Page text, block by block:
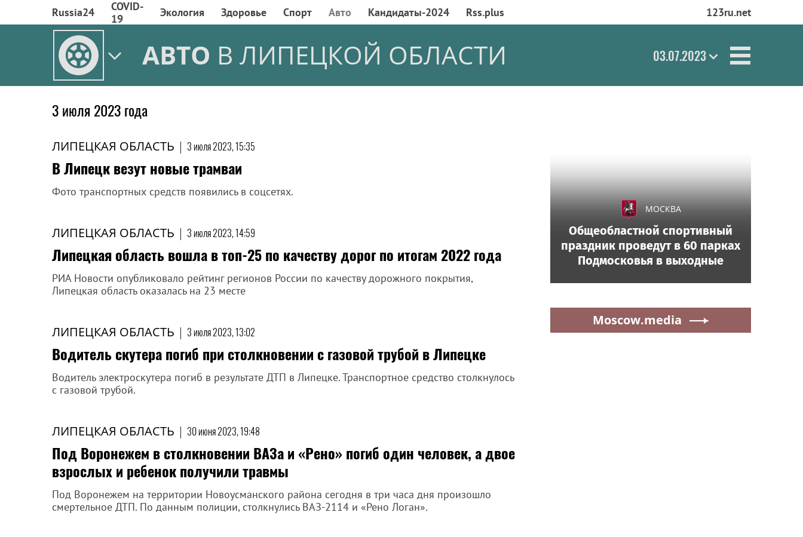
Russia24
COVID-
19
Экология Здоровье Спорт Авто Кандидаты-2024 Rss.plus 123ru.net
АВТО В ЛИПЕЦКОЙ ОБЛАСТИ 03.07.2023
3 июля 2023 года
ЛИПЕЦКАЯ ОБЛАСТЬ | 3 июля 2023, 15:35
В Липецк везут новые трамваи
Фото транспортных средств появились в соцсетях.
ЛИПЕЦКАЯ ОБЛАСТЬ | 3 июля 2023, 14:59
Липецкая область вошла в топ-25 по качеству дорог по итогам 2022 года
РИА Новости опубликовало рейтинг регионов России по качеству дорожного покрытия,
Липецкая область оказалась на 23 месте
ЛИПЕЦКАЯ ОБЛАСТЬ | 3 июля 2023, 13:02
Водитель скутера погиб при столкновении с газовой трубой в Липецке
Водитель электроскутера погиб в результате ДТП в Липецке. Транспортное средство столкнулось
с газовой трубой.
ЛИПЕЦКАЯ ОБЛАСТЬ | 30 июня 2023, 19:48
Под Воронежем в столкновении ВАЗа и «Рено» погиб один человек, а двое
взрослых и ребенок получили травмы
Под Воронежем на территории Новоусманского района сегодня в три часа дня произошло
смертельное ДТП. По данным полиции, столкнулись ВАЗ-2114 и «Рено Логан».
МОСКВА
Общеобластной спортивный
праздник проведут в 60 парках
Подмосковья в выходные
Moscow.media